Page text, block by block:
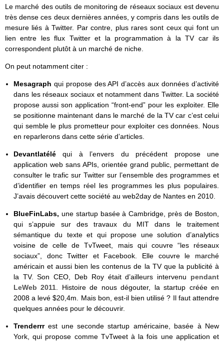
Le marché des outils de monitoring de réseaux sociaux est devenu
très dense ces deux dernières années, y compris dans les outils de
mesure liés à Twitter. Par contre, plus rares sont ceux qui font un
lien entre les flux Twitter et la programmation à la TV car ils
correspondent plutôt à un marché de niche.
On peut notamment citer :
Mesagraph qui propose des API d’accès aux données d’activité
dans les réseaux sociaux et notamment dans Twitter. La société
propose aussi son application “front-end” pour les exploiter. Elle
se positionne maintenant dans le marché de la TV car c’est celui
qui semble le plus prometteur pour exploiter ces données. Nous
en reparlerons dans cette série d’articles.
Devantlatéléqui à l’envers du précédent propose une
application web sans APIs, orientée grand public, permettant de
consulter le trafic sur Twitter sur l’ensemble des programmes et
d’identifier en temps réel les programmes les plus populaires.
J’avais découvert cette société au web2day de Nantes en 2010.
BlueFinLabs, une startup basée à Cambridge, près de Boston,
qui s’appuie sur des travaux du MIT dans le traitement
sémantique du texte et qui propose une solution d’analytics
voisine de celle de TvTweet, mais qui couvre “les réseaux
sociaux”, donc Twitter et Facebook. Elle couvre le marché
américain et aussi bien les contenus de la TV que la publicité à
la TV. Son CEO, Deb Roy était d’ailleurs intervenu pendant
LeWeb 2011 . Histoire de nous dégouter, la startup créée en
2008 a levé $20,4m. Mais bon, est-il bien utilisé ? Il faut attendre
quelques années pour le découvrir.
Trenderrrest une seconde startup américaine, basée à New
York, qui propose comme TvTweet à la fois une application et